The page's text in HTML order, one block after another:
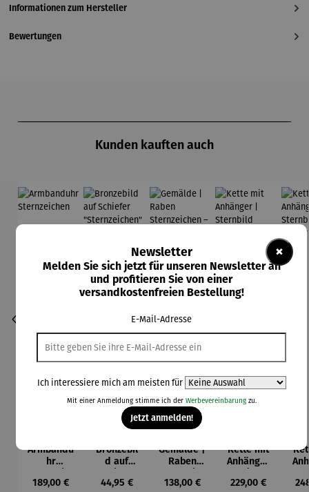
Informationen zum Hersteller
Bewertungen
Kunden kauften auch
Armbandu
hr
en
Regulärer Preis:
189,00 €
Bronzebil
d auf
"Sternzeic
Regulärer Preis:
44,95 €
Gemälde |
Raben
en –
Regulärer Preis:
138,00 €
Kette mit
Anhänger
Sternbild
Regulärer Preis:
229,00 €
|
×
Newsletter
Melden Sie sich jetzt für unseren Newsletter an
und profitieren Sie von einer
versandkostenfreien Bestellung!
E-Mail-Adresse
Ich interessiere mich am meisten für
Mit einer Anmeldung stimme ich der Werbevereinbarungzu.
Jetzt anmelden!